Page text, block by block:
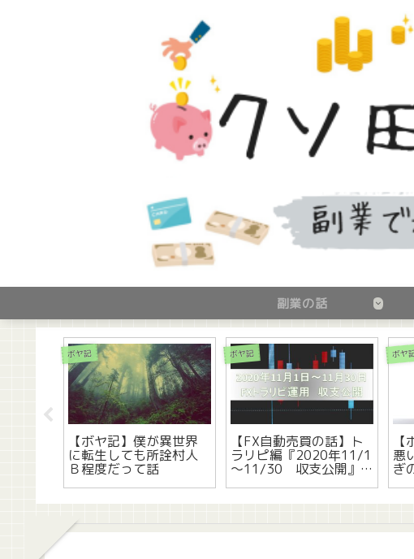
副業の話
ボヤ記
【ボヤ記】僕が異世界
に転生しても所詮村人
Ｂ程度だって話
ボヤ記
【FX自動売買の話】ト
ラリピ編『2020年11/1
～11/30 収支公開』
って話
ボヤ
悪
ぎ
っ